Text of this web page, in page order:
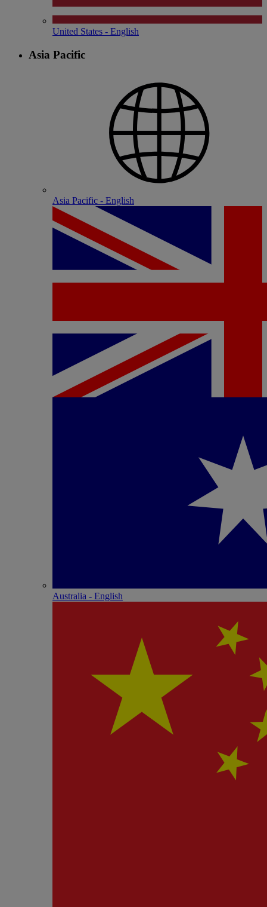
United States - English
Asia Pacific
Asia Pacific - English
Australia - English